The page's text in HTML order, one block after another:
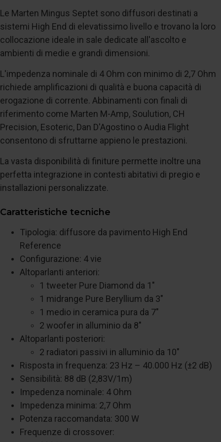
Le Marten Mingus Septet sono diffusori destinati a
sistemi High End di elevatissimo livello e trovano la loro
collocazione ideale in sale dedicate all'ascolto e
ambienti di medie e grandi dimensioni.
L'impedenza nominale di 4 Ohm con minimo di 2,7 Ohm
richiede amplificazioni di qualità e buona capacità di
erogazione di corrente. Abbinamenti con finali di
riferimento come Marten M-Amp, Soulution, CH
Precision, Esoteric, Dan D'Agostino o Audia Flight
consentono di sfruttarne appieno le prestazioni.
La vasta disponibilità di finiture permette inoltre una
perfetta integrazione in contesti abitativi di pregio e
installazioni personalizzate.
Caratteristiche tecniche
Tipologia: diffusore da pavimento High End
Reference
Configurazione: 4 vie
Altoparlanti anteriori:
1 tweeter Pure Diamond da 1"
1 midrange Pure Beryllium da 3"
1 medio in ceramica pura da 7"
2 woofer in alluminio da 8"
Altoparlanti posteriori:
2 radiatori passivi in alluminio da 10"
Risposta in frequenza: 23 Hz – 40.000 Hz (±2 dB)
Sensibilità: 88 dB (2,83V/1m)
Impedenza nominale: 4 Ohm
Impedenza minima: 2,7 Ohm
Potenza raccomandata: 300 W
Frequenze di crossover: